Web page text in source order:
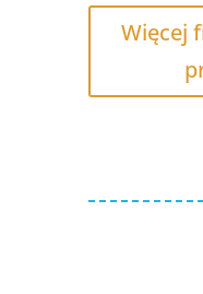
Więcej